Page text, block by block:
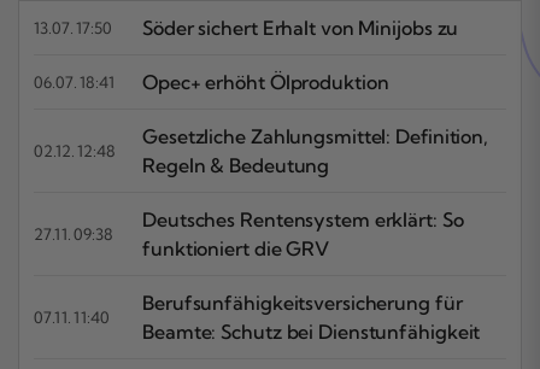
13.07. 17:50 Söder sichert Erhalt von Minijobs zu
06.07. 18:41 Opec+ erhöht Ölproduktion
02.12. 12:48
Gesetzliche Zahlungsmittel: Definition,
Regeln & Bedeutung
27.11. 09:38
Deutsches Rentensystem erklärt: So
funktioniert die GRV
07.11. 11:40
Berufsunfähigkeitsversicherung für
Beamte: Schutz bei Dienstunfähigkeit